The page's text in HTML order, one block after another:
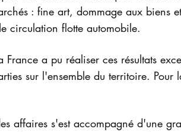
: fine art, dommage aux biens et
circulation flotte automobile.
a pu réaliser ces résultats
sur l'ensemble du territoire. Pour
affaires s'est accompagné d'une